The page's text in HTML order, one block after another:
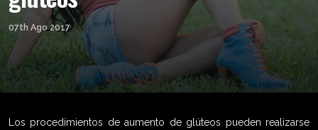
07th Ago 2017
Los procedimientos de aumento de glúteos pueden realizarse